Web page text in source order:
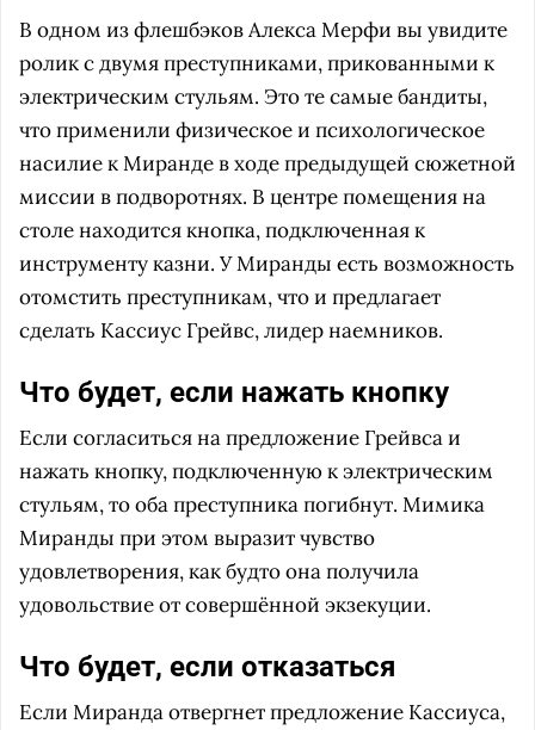
В одном из флешбэков Алекса Мерфи вы увидите
ролик с двумя преступниками, прикованными к
электрическим стульям. Это те самые бандиты,
что применили физическое и психологическое
насилие к Миранде в ходе предыдущей сюжетной
миссии в подворотнях. В центре помещения на
столе находится кнопка, подключенная к
инструменту казни. У Миранды есть возможность
отомстить преступникам, что и предлагает
сделать Кассиус Грейвс, лидер наемников.
Что будет, если нажать кнопку
Если согласиться на предложение Грейвса и
нажать кнопку, подключенную к электрическим
стульям, то оба преступника погибнут. Мимика
Миранды при этом выразит чувство
удовлетворения, как будто она получила
удовольствие от совершённой экзекуции.
Что будет, если отказаться
Если Миранда отвергнет предложение Кассиуса,